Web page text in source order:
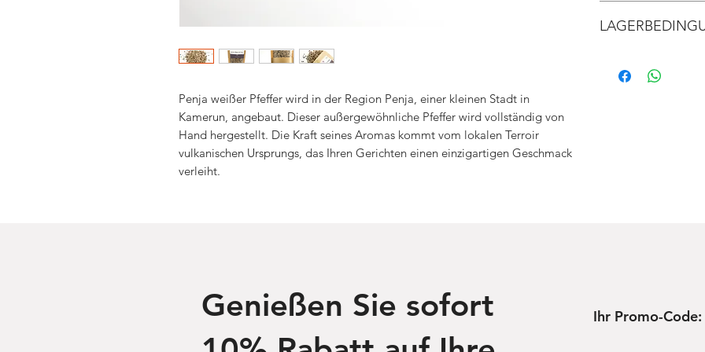
Penja weißer Pfeffer wird in der Region Penja, einer kleinen Stadt in
Kamerun, angebaut. Dieser außergewöhnliche Pfeffer wird vollständig von
Hand hergestellt. Die Kraft seines Aromas kommt vom lokalen Terroir
vulkanischen Ursprungs, das Ihren Gerichten einen einzigartigen Geschmack
verleiht.
Weitere
Feuchtigkeit lagern.
Genießen Sie sofort
Ihr Promo-Code: